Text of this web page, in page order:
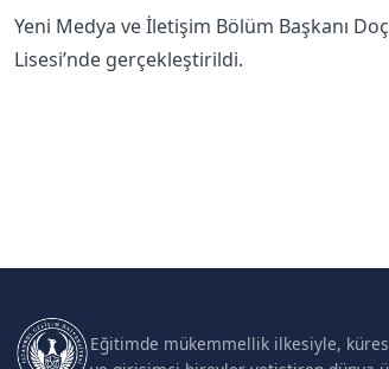
Yeni Medya ve İletişim Bölüm Başkanı
Lisesi’nde gerçekleştirildi.
Eğitimde mükemmellik ilkesiyle,